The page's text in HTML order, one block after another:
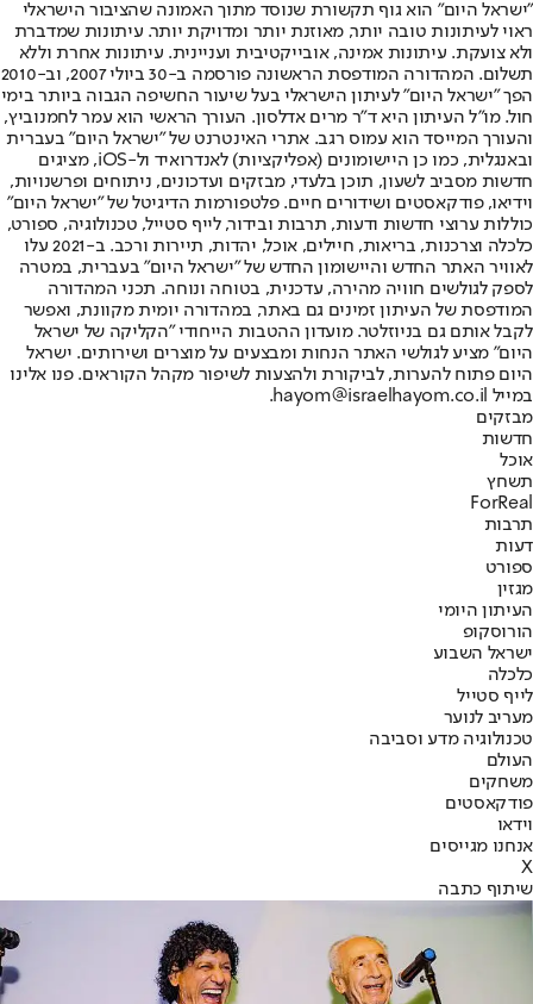
"ישראל היום" הוא גוף תקשורת שנוסד מתוך האמונה שהציבור הישראלי
ראוי לעיתונות טובה יותר, מאוזנת יותר ומדויקת יותר. עיתונות שמדברת
ולא צועקת. עיתונות אמינה, אובייקטיבית ועניינית. עיתונות אחרת וללא
תשלום. המהדורה המודפסת הראשונה פורסמה ב-30 ביולי 2007, וב-2010
הפך "ישראל היום" לעיתון הישראלי בעל שיעור החשיפה הגבוה ביותר בימי
חול. מו"ל העיתון היא ד"ר מרים אדלסון. העורך הראשי הוא עמר לחמנוביץ,
והעורך המייסד הוא עמוס רגב. אתרי האינטרנט של "ישראל היום" בעברית
ובאנגלית, כמו כן היישומונים (אפליקציות) לאנדרואיד ול-iOS, מציגים
חדשות מסביב לשעון, תוכן בלעדי, מבזקים ועדכונים, ניתוחים ופרשנויות,
וידיאו, פודקאסטים ושידורים חיים. פלטפורמות הדיגיטל של "ישראל היום"
כוללות ערוצי חדשות ודעות, תרבות ובידור, לייף סטייל, טכנולוגיה, ספורט,
כלכלה וצרכנות, בריאות, חיילים, אוכל, יהדות, תיירות ורכב. ב-2021 עלו
לאוויר האתר החדש והיישומון החדש של "ישראל היום" בעברית, במטרה
לספק לגולשים חוויה מהירה, עדכנית, בטוחה ונוחה. תכני המהדורה
המודפסת של העיתון זמינים גם באתר, במהדורה יומית מקוונת, ואפשר
לקבל אותם גם בניוזלטר. מועדון ההטבות הייחודי "הקליקה של ישראל
היום" מציע לגולשי האתר הנחות ומבצעים על מוצרים ושירותים. ישראל
היום פתוח להערות, לביקורת ולהצעות לשיפור מקהל הקוראים. פנו אלינו
במייל hayom@israelhayom.co.il.
מבזקים
חדשות
אוכל
תשחץ
ForReal
תרבות
דעות
ספורט
מגזין
העיתון היומי
הורוסקופ
ישראל השבוע
כלכלה
לייף סטייל
מעריב לנוער
טכנולוגיה מדע וסביבה
העולם
משחקים
פודקאסטים
וידאו
אנחנו מגייסים
X
שיתוף כתבה